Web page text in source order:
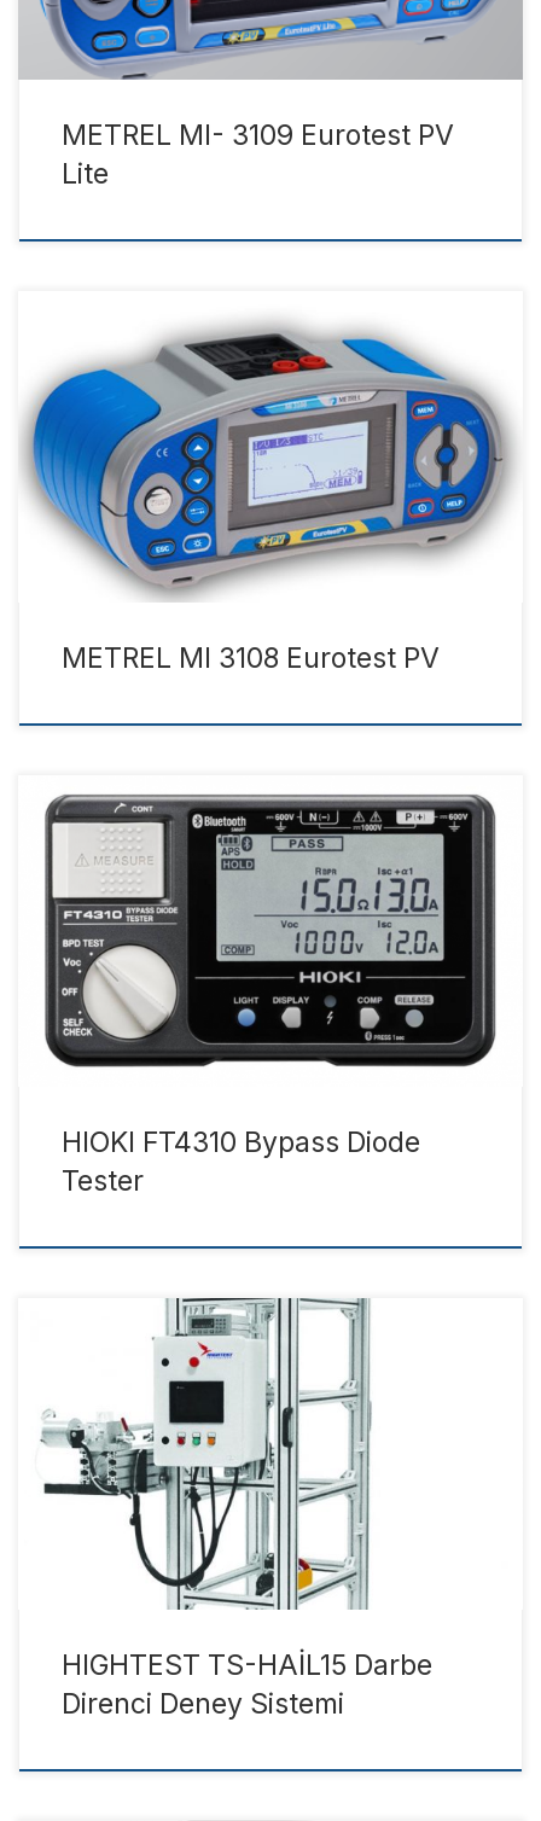
METREL MI- 3109 Eurotest PV
Lite
Datasheet Manual Ürün Tanıtımı Ürün Özellikleri Teknik
Özellikleri Aksesuarlar Ürün Tanıtımı MI 3108 EurotestPV is a
combined photovoltaic tester and electrical installations
safety tester. It enables complete testing of electrical
installations according to EN 61557 standards and in
addition performs all necessary tests required on single-
phase photovoltaic (PV) installations. This […]
METREL MI 3108 Eurotest PV
Catalogue Manual Technical Notes Ürün Tanıtımı Ürün
Özellikleri Teknik Özellikleri Aksesuarlar Ürün Tanıtımı
Traditionally, bypass diodes can only be inspected for
good working condition at night or when power is not being
generated by the solar panels in order to verify that any
applied current is guided past the solar cells. With […]
HIOKI FT4310 Bypass Diode
Tester
Katalog Datasheet Dolu taneleri PV modüllere ve termal
kollektörlere çok ciddi hasar verebilirler. Uluslararası
standartlara uygun test sistemimizle doluların PV panel ve
termal kollektörlere verebilecekleri hasarı simüle
edebilirsiniz. Hava basınçlı fırlatıcı ile buz toplarını PV panel
ve termal kollektör üzerindeki istenilen noktaya atabilir ve
böylece PV paneller ile termal kollektörlerin […]
HIGHTEST TS-HAİL15 Darbe
Direnci Deney Sistemi